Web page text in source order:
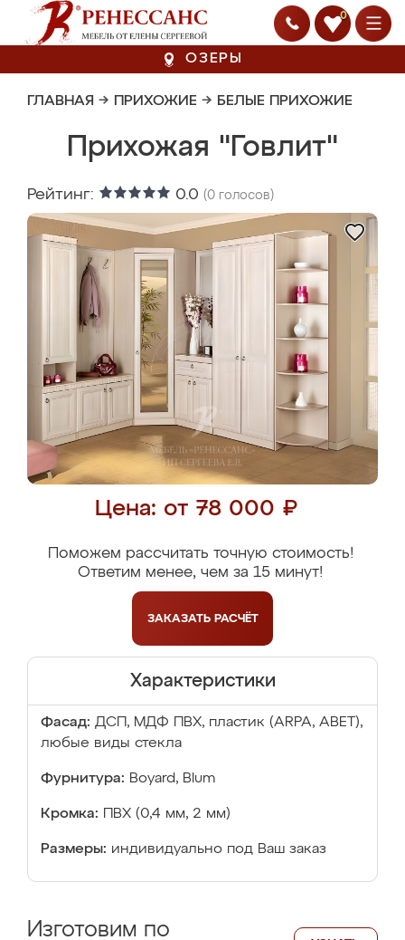
0
ОЗЕРЫ
ГЛАВНАЯ → ПРИХОЖИЕ → БЕЛЫЕ ПРИХОЖИЕ
Прихожая "Говлит"
Рейтинг: 0.0 (0 голосов)
Цена: от 78 000 ₽
Поможем рассчитать точную стоимость!
Ответим менее, чем за 15 минут!
ЗАКАЗАТЬ РАСЧЁТ
Характеристики
Фасад: ДСП, МДФ ПВХ, пластик (ARPA, ABET),
любые виды стекла
Фурнитура: Boyard, Blum
Кромка: ПВХ (0,4 мм, 2 мм)
Размеры: индивидуально под Ваш заказ
Изготовим по